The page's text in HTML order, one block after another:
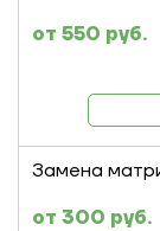
550 руб.
Замена
300 руб.